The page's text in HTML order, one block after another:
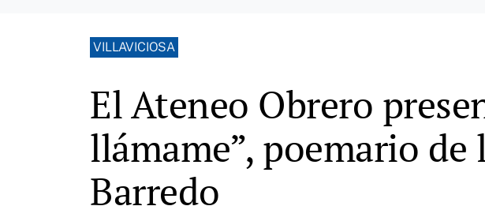
VILLAVICIOSA
El Ateneo Obrero
llámame”, poemario
Barredo